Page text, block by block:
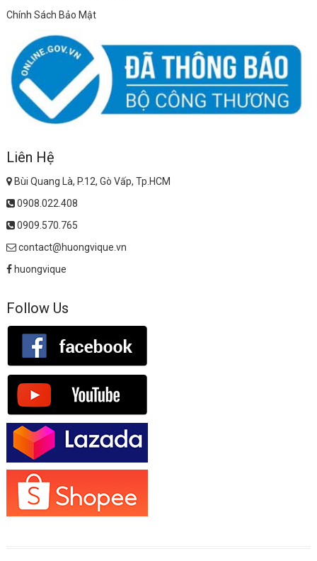
Chính Sách Bảo Mật
Liên Hệ
Bùi Quang Là, P.12, Gò Vấp, Tp.HCM
0908.022.408
0909.570.765
contact@huongvique.vn
huongvique
Follow Us